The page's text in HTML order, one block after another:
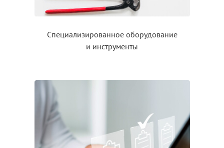
Специализированное оборудование
и инструменты